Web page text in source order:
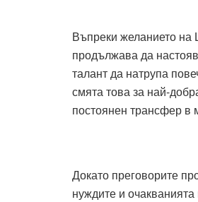
Въпреки желанието
продължава да
талант да натрупа
смята това за най-
постоянен трансфер в
Докато преговорите
нуждите и